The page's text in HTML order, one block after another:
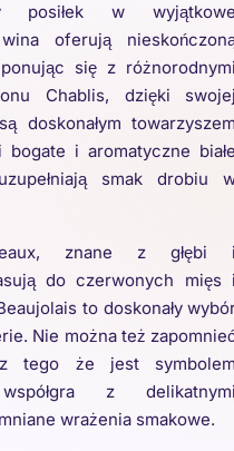
posiłek w
oferują
się z
Chablis, dzięki
doskonałym
i aromatyczne
smak drobiu
znane z głębi
do czerwonych mięs
to doskonały
Nie można też
tego że jest
z
wrażenia smakowe.